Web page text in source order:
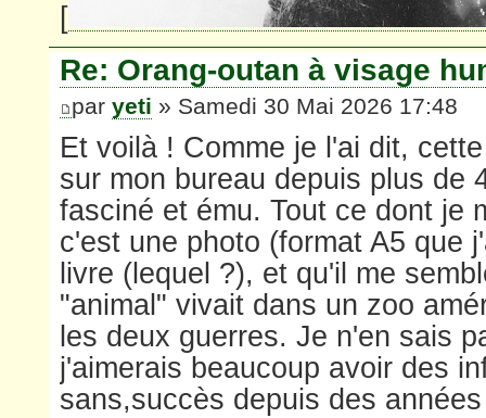
[
Re: Orang-outan à visage
par yeti » Samedi 30 Mai 2026 17:48
Et voilà ! Comme je l'ai dit,
sur mon bureau depuis plus de
fasciné et ému. Tout ce dont je
c'est une photo (format A5 que
livre (lequel ?), et qu'il me
"animal" vivait dans un zoo
les deux guerres. Je n'en sais
j'aimerais beaucoup avoir des
sans,succès depuis des